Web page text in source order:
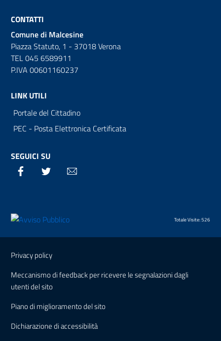
CONTATTI
Comune di Malcesine
Piazza Statuto, 1 - 37018 Verona
TEL 045 6589911
P.IVA 00601160237
LINK UTILI
Portale del Cittadino
PEC - Posta Elettronica Certificata
SEGUICI SU
Facebook Twitter
Totale Visite: 526
Sezione Link Utili
Privacy policy
Meccanismo di feedback per ricevere le segnalazioni dagli
utenti del sito
Piano di miglioramento del sito
Dichiarazione di accessibilità